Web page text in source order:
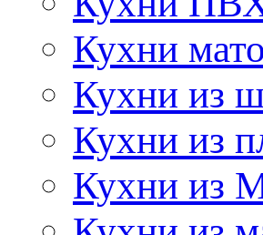
Кухни
Кухни из
Кухни из
Кухни из